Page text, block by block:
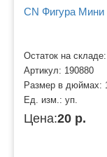
CN Фигура Мини
Остаток на складе:
Артикул: 190880
Размер в дюймах:
Ед. изм.: уп.
Цена:20 р.